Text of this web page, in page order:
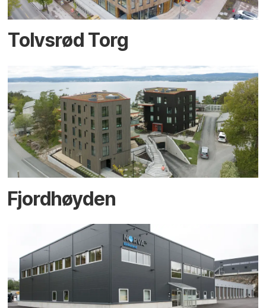
Tolvsrød Torg
Fjordhøyden